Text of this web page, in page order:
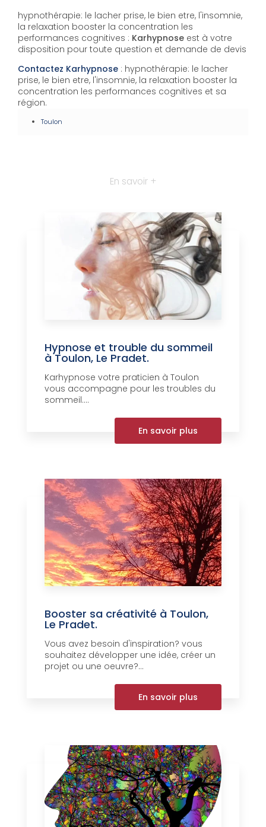
hypnothérapie: le lacher prise, le bien etre, l'insomnie,
la relaxation booster la concentration les
performances cognitives : Karhypnose est à votre
disposition pour toute question et demande de devis
Contactez Karhypnose : hypnothérapie: le lacher
prise, le bien etre, l'insomnie, la relaxation booster la
concentration les performances cognitives et sa
région.
Toulon
En savoir +
Hypnose et trouble du sommeil
à Toulon, Le Pradet.
Karhypnose votre praticien à Toulon
vous accompagne pour les troubles du
sommeil....
En savoir plus
Booster sa créativité à Toulon,
Le Pradet.
Vous avez besoin d'inspiration? vous
souhaitez développer une idée, créer un
projet ou une oeuvre?...
En savoir plus